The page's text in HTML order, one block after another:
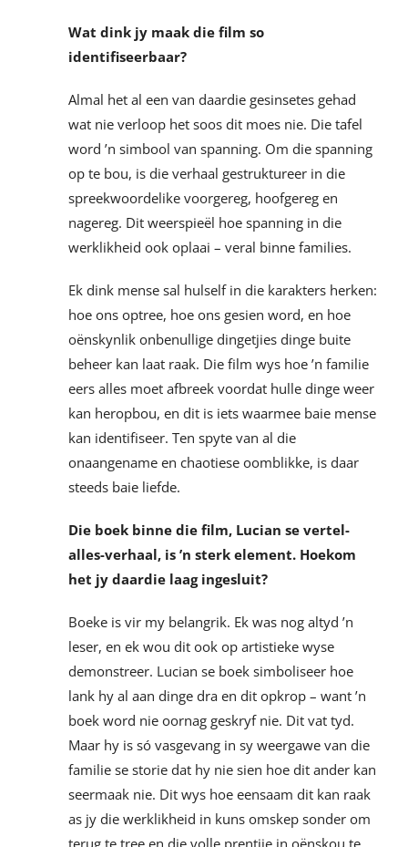
Wat dink jy maak die film so
identifiseerbaar?
Almal het al een van daardie gesinsetes gehad
wat nie verloop het soos dit moes nie. Die tafel
word ’n simbool van spanning. Om die spanning
op te bou, is die verhaal gestruktureer in die
spreekwoordelike voorgereg, hoofgereg en
nagereg. Dit weerspieël hoe spanning in die
werklikheid ook oplaai – veral binne families.
Ek dink mense sal hulself in die karakters herken:
hoe ons optree, hoe ons gesien word, en hoe
oënskynlik onbenullige dingetjies dinge buite
beheer kan laat raak. Die film wys hoe ’n familie
eers alles moet afbreek voordat hulle dinge weer
kan heropbou, en dit is iets waarmee baie mense
kan identifiseer. Ten spyte van al die
onaangename en chaotiese oomblikke, is daar
steeds baie liefde.
Die boek binne die film, Lucian se vertel-
alles-verhaal, is ’n sterk element. Hoekom
het jy daardie laag ingesluit?
Boeke is vir my belangrik. Ek was nog altyd ’n
leser, en ek wou dit ook op artistieke wyse
demonstreer. Lucian se boek simboliseer hoe
lank hy al aan dinge dra en dit opkrop – want ’n
boek word nie oornag geskryf nie. Dit vat tyd.
Maar hy is só vasgevang in sy weergawe van die
familie se storie dat hy nie sien hoe dit ander kan
seermaak nie. Dit wys hoe eensaam dit kan raak
as jy die werklikheid in kuns omskep sonder om